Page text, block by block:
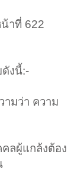
าที่ 622
ดังนี้:-
ามว่า ความ
ลผู้แกล้งต้อง